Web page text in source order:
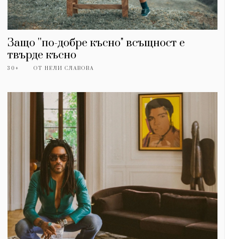
Защо ''по-добре късно" всъщност е
твърде късно
30+ ОТ НЕЛИ СЛАВОВА